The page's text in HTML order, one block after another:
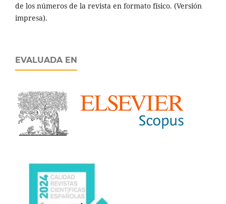
de los números de la revista en formato físico. (Versión
impresa).
EVALUADA EN